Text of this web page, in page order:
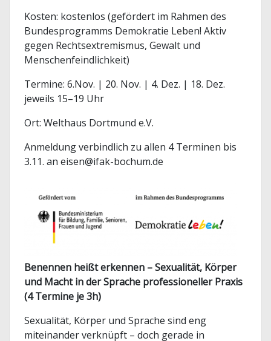
Kosten: kostenlos (gefördert im Rahmen des
Bundesprogramms Demokratie Leben! Aktiv
gegen Rechtsextremismus, Gewalt und
Menschenfeindlichkeit)
Termine: 6.Nov. | 20. Nov. | 4. Dez. | 18. Dez.
jeweils 15–19 Uhr
Ort: Welthaus Dortmund e.V.
Anmeldung verbindlich zu allen 4 Terminen bis
3.11. an eisen@ifak-bochum.de
Benennen heißt erkennen – Sexualität, Körper
und Macht in der Sprache professioneller Praxis
(4 Termine je 3h)
Sexualität, Körper und Sprache sind eng
miteinander verknüpft – doch gerade in